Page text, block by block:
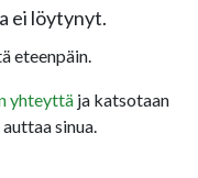
ei löytynyt.
eteenpäin.
yhteyttäja katsotaan
sinua.